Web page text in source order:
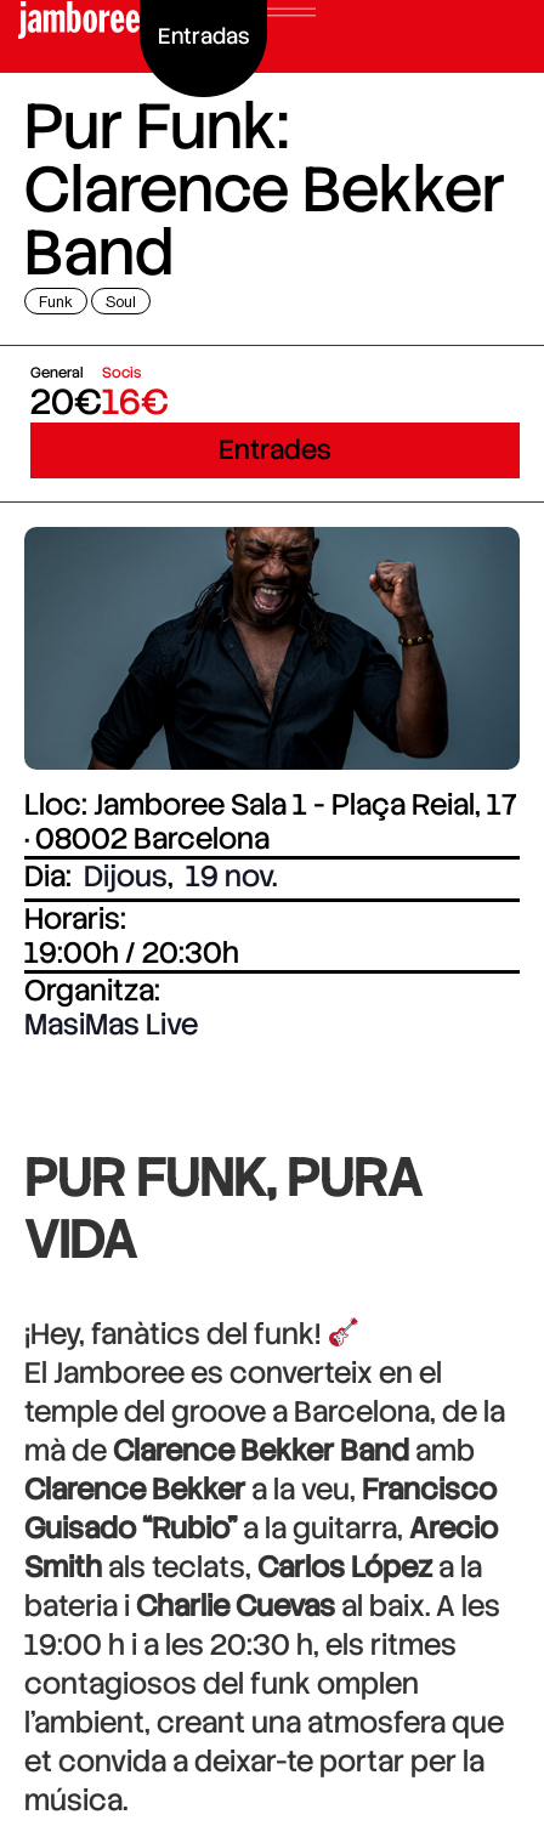
Entradas
Pur Funk:
Clarence Bekker
Band
Funk Soul
General
20€
Socis
16€
Entrades
Lloc: Jamboree Sala 1 - Plaça Reial, 17
· 08002 Barcelona
Dia: Dijous, 19 nov.
Horaris:
19:00h / 20:30h
Organitza:
MasiMas Live
PUR FUNK, PURA
VIDA
¡Hey, fanàtics del funk!
El Jamboree es converteix en el
temple del groove a Barcelona, de la
mà deClarence Bekker Bandamb
Clarence Bekkera la veu, Francisco
Guisado “Rubio”a la guitarra,Arecio
Smithals teclats,Carlos Lópeza la
bateria iCharlie Cuevasal baix. A les
19:00 h i a les 20:30 h, els ritmes
contagiosos del funk omplen
l’ambient, creant una atmosfera que
et convida a deixar-te portar per la
música.